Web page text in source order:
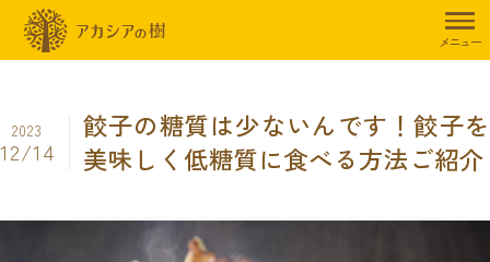
メニュー
トップページ 暮らしのお役立ち情報 餃子の糖質は
餃子の糖質は少ないんです！餃子を
美味しく低糖質に食べる方法ご紹介
2023
12/14